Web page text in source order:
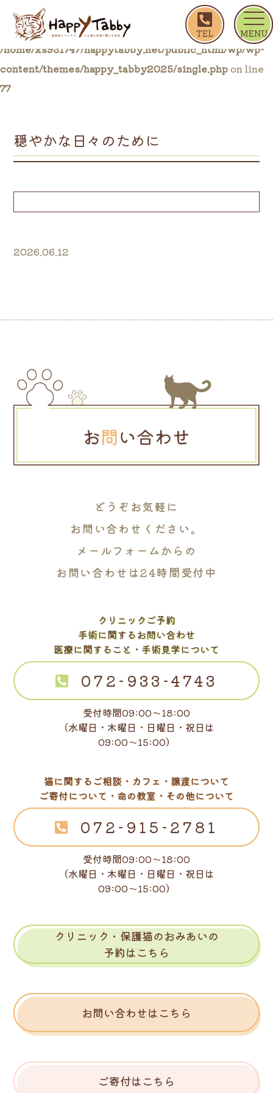
ホーム
穏やかな日々のために
Warning: Trying to access array offset on false in
/home/xs931747/happytabby.net/public_html/wp/wp-
content/themes/happy_tabby2025/single.phpon line
77
穏やかな日々のために
2026.06.12
どうぞお気軽に
お問い合わせください。
メールフォームからの
お問い合わせは24時間受付中
クリニックご予約
手術に関するお問い合わせ
医療に関すること・手術見学について
072-933-4743
受付時間09:00～18:00
（水曜日・木曜日・日曜日・祝日は
09:00～15:00）
猫に関するご相談・カフェ・譲渡について
ご寄付について・命の教室・その他について
072-915-2781
受付時間09:00～18:00
（水曜日・木曜日・日曜日・祝日は
09:00～15:00）
クリニック・保護猫のおみあいの
予約はこちら
お問い合わせはこちら
ご寄付はこちら